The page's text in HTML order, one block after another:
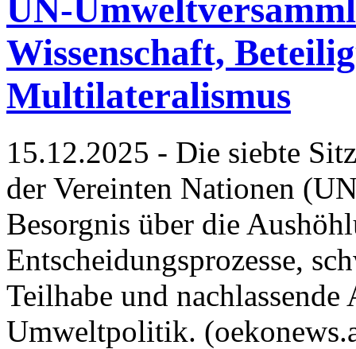
UN-
Wissenschaft,
Multilateralismus
15.12.2025 - Die siebte
der Vereinten Nationen
Besorgnis über die
Entscheidungsprozesse,
Teilhabe und
Umweltpolitik.